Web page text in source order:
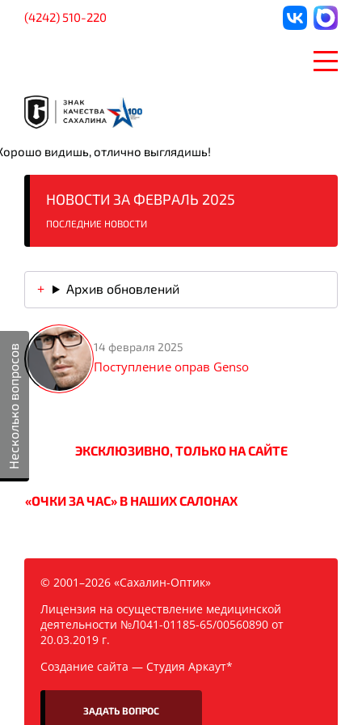
Несколько вопросов
видишь, отлично выглядишь!
(4242) 510-220
НОВОСТИ ЗА ФЕВРАЛЬ 2025
ПОСЛЕДНИЕ НОВОСТИ
Архив обновлений
14 февраля 2025
Поступление оправ Genso
ЭКСКЛЮЗИВНО, ТОЛЬКО НА САЙТЕ
«ОЧКИ ЗА ЧАС» В НАШИХ САЛОНАХ
© 2001–2026 «Сахалин-Оптик»
Лицензия на осуществление медицинской
деятельности №Л041-01185-65/00560890 от
20.03.2019 г.
Создание сайта — Студия Аркаут*
ЗАДАТЬ ВОПРОС